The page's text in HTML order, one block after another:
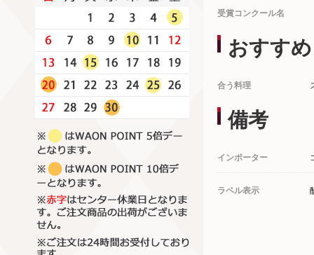
受賞コンクール名
おすすめ
合う料理
備考
インポーター
ラベル表示